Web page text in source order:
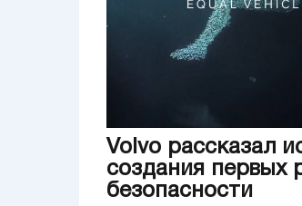
Volvo рассказал
создания первых
безопасности